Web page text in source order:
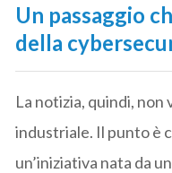
Un passaggio
della
La notizia, quindi, non
industriale. Il punto è
un’iniziativa nata da